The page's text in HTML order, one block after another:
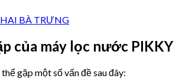
BÀ TRƯNG
của máy lọc nước PIKKY
gặp một số vấn đề sau đây: